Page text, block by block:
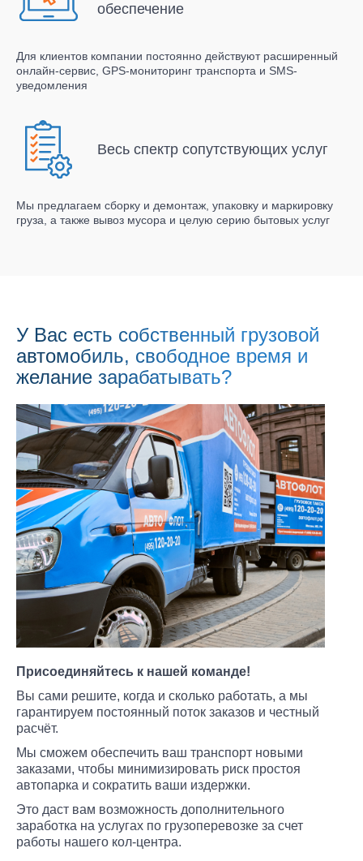
обеспечение
Для клиентов компании постоянно действуют расширенный
онлайн-сервис, GPS-мониторинг транспорта и SMS-
уведомления
Весь спектр сопутствующих услуг
Мы предлагаем сборку и демонтаж, упаковку и маркировку
груза, а также вывоз мусора и целую серию бытовых услуг
У Вас есть собственный грузовой
автомобиль, свободное время и
желание зарабатывать?
Присоединяйтесь к нашей команде!
Вы сами решите, когда и сколько работать, а мы
гарантируем постоянный поток заказов и честный
расчёт.
Мы сможем обеспечить ваш транспорт новыми
заказами, чтобы минимизировать риск простоя
автопарка и сократить ваши издержки.
Это даст вам возможность дополнительного
заработка на услугах по грузоперевозке за счет
работы нашего кол-центра.
Москва
Оплата-online
Номер купона
Дата заказа
Стать партнером
Ваше имя
Не нашли ответ? Задайте свой вопрос
Ваше имя
Заключить договор
Оставить свой отзыв о нас